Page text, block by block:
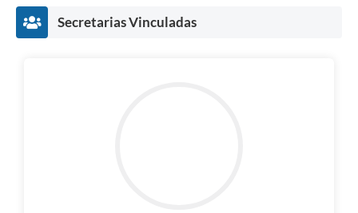
Secretarias Vinculadas